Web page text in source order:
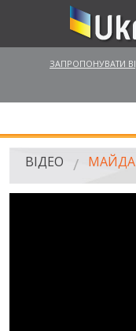
ЗАПРОПОНУВАТИ
ГОЛОВНА
ВІДЕО